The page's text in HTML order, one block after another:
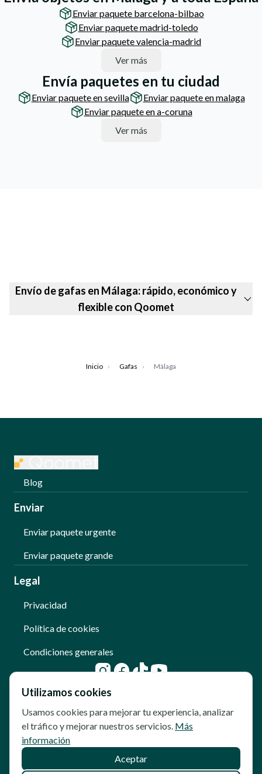
Enviar paquete barcelona-bilbao
Enviar paquete madrid-toledo
Enviar paquete valencia-madrid
Ver más
Envía paquetes en tu ciudad
Enviar paquete en sevilla
Enviar paquete en malaga
Enviar paquete en a-coruna
Ver más
Envío de gafas en Málaga: rápido, económico y
flexible con Qoomet
Inicio › Gafas › Málaga
Blog
Enviar
Enviar paquete urgente
Enviar paquete grande
Legal
Privacidad
Política de cookies
Condiciones generales
© Copyright - Qoomet
Utilizamos cookies
Usamos cookies para mejorar tu experiencia, analizar
el tráfico y mejorar nuestros servicios. Más
información
Aceptar